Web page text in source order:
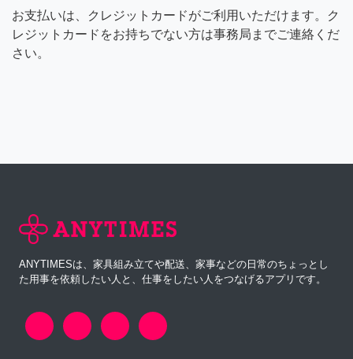
お支払いは、クレジットカードがご利用いただけます。ク
レジットカードをお持ちでない方は事務局までご連絡くだ
さい。
ANYTIMESは、家具組み立てや配送、家事などの日常のちょっとし
た用事を依頼したい人と、仕事をしたい人をつなげるアプリです。